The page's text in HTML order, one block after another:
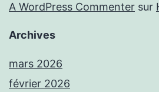
A WordPress Commenter sur
Archives
mars 2026
février 2026